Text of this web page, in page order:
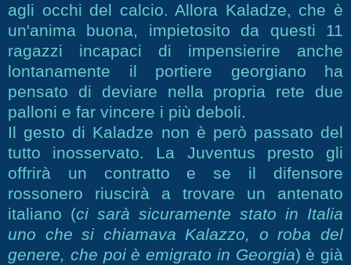
agli occhi del calcio. Allora Kaladze, che è
un'anima buona, impietosito da questi 11
ragazzi incapaci di impensierire anche
lontanamente il portiere georgiano ha
pensato di deviare nella propria rete due
palloni e far vincere i più deboli.
Il gesto di Kaladze non è però passato del
tutto inosservato. La Juventus presto gli
offrirà un contratto e se il difensore
rossonero riuscirà a trovare un antenato
italiano (ci sarà sicuramente stato in Italia
uno che si chiamava Kalazzo, o roba del
genere, che poi è emigrato in Georgia) è già